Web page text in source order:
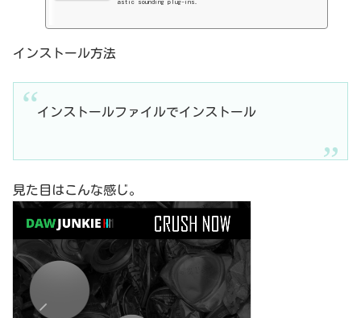
インストール方法
インストールファイルでインストール
見た目はこんな感じ。